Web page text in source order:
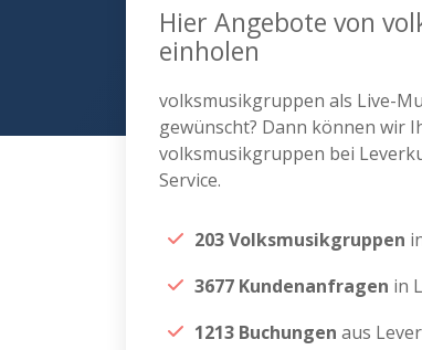
Hier Angebote von
einholen
volksmusikgruppen als Live-
gewünscht? Dann können wir
volksmusikgruppen bei
Service.
203 Volksmusikgruppen
3677 Kundenanfragen in
1213 Buchungen aus